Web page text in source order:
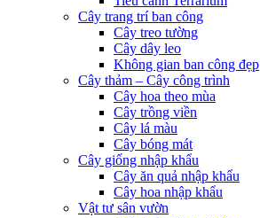
Cây trang trí ban công
Cây treo tường
Cây dây leo
Không gian ban công đẹp
Cây thảm – Cây công trình
Cây hoa theo mùa
Cây trồng viền
Cây lá màu
Cây bóng mát
Cây giống nhập khẩu
Cây ăn quả nhập khẩu
Cây hoa nhập khẩu
Vật tư sân vườn